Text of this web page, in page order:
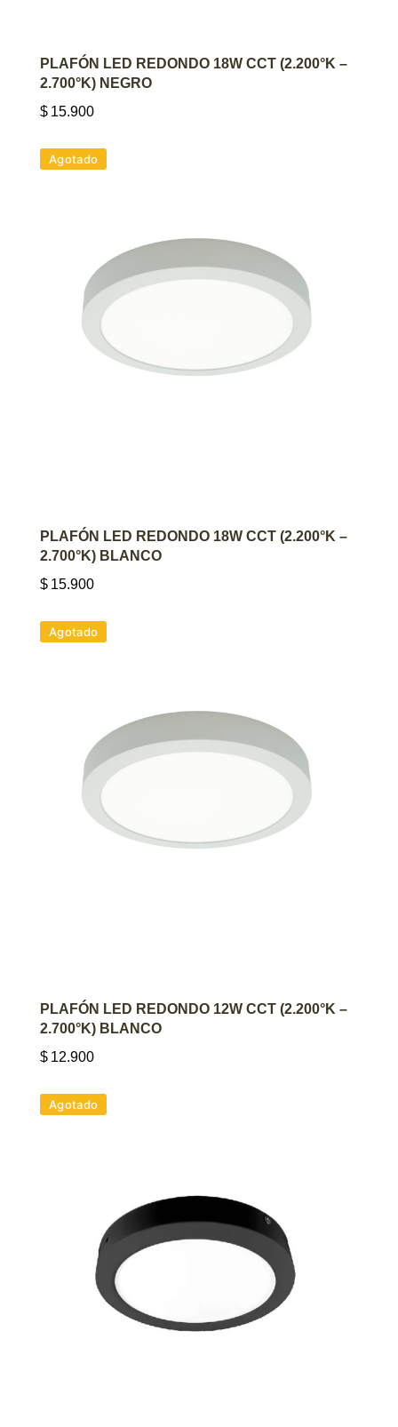
AGREGAR AL CARRITO
PLAFÓN LED REDONDO 18W CCT (2.200°K –
2.700°K) NEGRO
$ 15.900
Agotado
AGREGAR AL CARRITO
PLAFÓN LED REDONDO 18W CCT (2.200°K –
2.700°K) BLANCO
$ 15.900
Agotado
AGREGAR AL CARRITO
PLAFÓN LED REDONDO 12W CCT (2.200°K –
2.700°K) BLANCO
$ 12.900
Agotado